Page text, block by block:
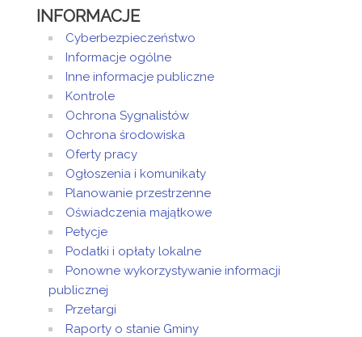
INFORMACJE
Cyberbezpieczeństwo
Informacje ogólne
Inne informacje publiczne
Kontrole
Ochrona Sygnalistów
Ochrona środowiska
Oferty pracy
Ogłoszenia i komunikaty
Planowanie przestrzenne
Oświadczenia majątkowe
Petycje
Podatki i opłaty lokalne
Ponowne wykorzystywanie informacji
publicznej
Przetargi
Raporty o stanie Gminy